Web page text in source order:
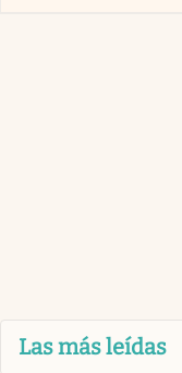
Las más leídas